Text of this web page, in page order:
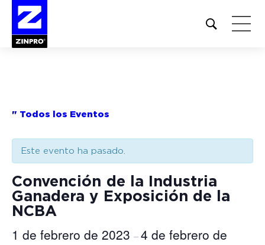
Open
site
" Todos los Eventos
Este evento ha pasado.
Convención de la Industria
Ganadera y Exposición de la
NCBA
1 de febrero de 2023 –4 de febrero de